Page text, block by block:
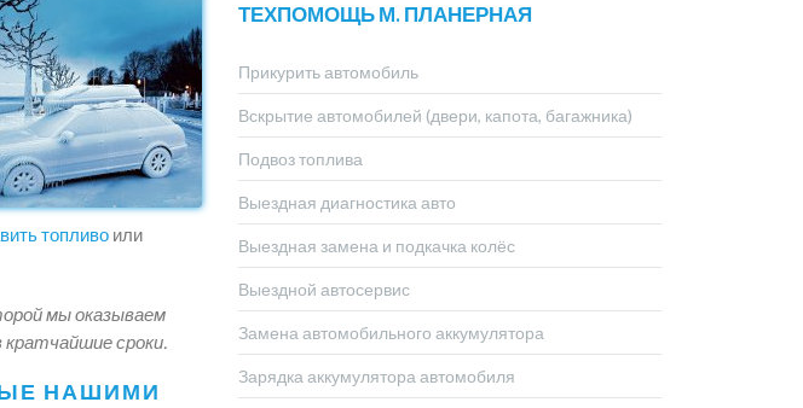
топливо или
мы оказываем
сроки.
НАШИМИ
ТЕХПОМОЩЬ М. ПЛАНЕРНАЯ
Прикурить автомобиль
Вскрытие автомобилей (двери, капота, багажника)
Подвоз топлива
Выездная диагностика авто
Выездная замена и подкачка колёс
Выездной автосервис
Замена автомобильного аккумулятора
Зарядка аккумулятора автомобиля